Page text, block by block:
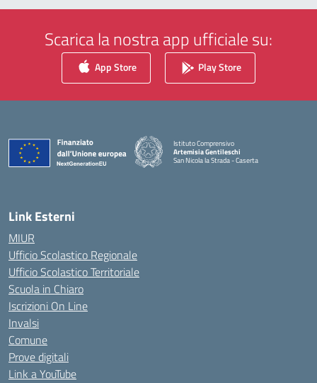
Scarica la nostra app ufficiale su:
App Store Play Store
Istituto Comprensivo
Artemisia Gentileschi
San Nicola la Strada - Caserta
Link Esterni
MIUR
Ufficio Scolastico Regionale
Ufficio Scolastico Territoriale
Scuola in Chiaro
Iscrizioni On Line
Invalsi
Comune
Prove digitali
Link a YouTube